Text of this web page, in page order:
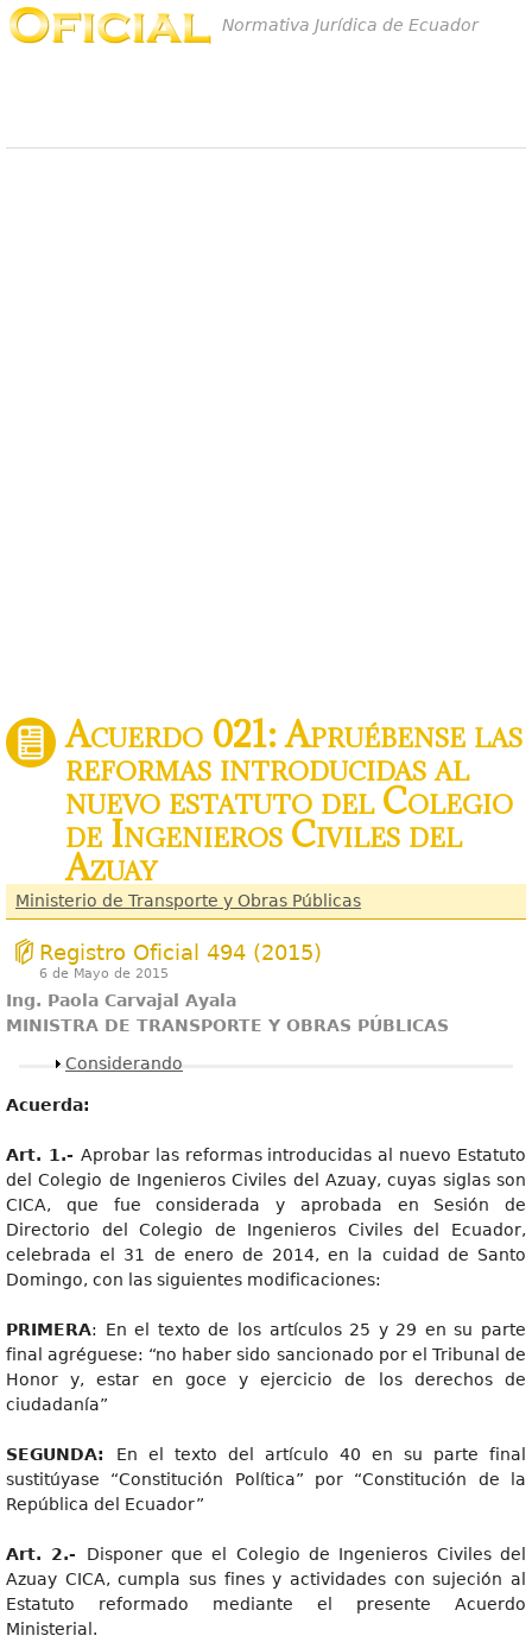
Normativa Jurídica de Ecuador
Acuerdo 021: Apruébense las
reformas introducidas al
nuevo estatuto del Colegio
de Ingenieros Civiles del
Azuay
Ministerio de Transporte y Obras Públicas
Registro Oficial 494 (2015)
6 de Mayo de 2015
Ing. Paola Carvajal Ayala
MINISTRA DE TRANSPORTE Y OBRAS PÚBLICAS
Mostrar
Considerando
Acuerda:
Art. 1.- Aprobar las reformas introducidas al nuevo Estatuto
del Colegio de Ingenieros Civiles del Azuay, cuyas siglas son
CICA, que fue considerada y aprobada en Sesión de
Directorio del Colegio de Ingenieros Civiles del Ecuador,
celebrada el 31 de enero de 2014, en la cuidad de Santo
Domingo, con las siguientes modificaciones:
PRIMERA: En el texto de los artículos 25 y 29 en su parte
final agréguese: “no haber sido sancionado por el Tribunal de
Honor y, estar en goce y ejercicio de los derechos de
ciudadanía”
SEGUNDA: En el texto del artículo 40 en su parte final
sustitúyase “Constitución Política” por “Constitución de la
República del Ecuador”
Art. 2.- Disponer que el Colegio de Ingenieros Civiles del
Azuay CICA, cumpla sus fines y actividades con sujeción al
Estatuto reformado mediante el presente Acuerdo
Ministerial.